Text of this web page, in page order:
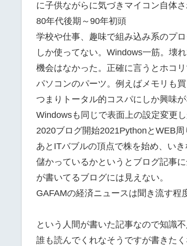
に子供ながらに気づきマイコン自体さ
80年代後期～90年初頭
学校や仕事、趣味で組み込み系のプ
しか使ってない。Windows一筋。壊
機会はなかった。正確に言うとホコ
パソコンのパーツ。例えばメモリも
つまりトータル的コスパにしか興味が
Windowsも同じで表面上の設定変更
2020ブログ開始2021PythonとWEB
あとITバブルの頂点で株を始め、い
儲かっているかというとブログ記事
が書いてるブログには見えない。
GAFAMの経済ニュースは聞き流す程
という人間が書いた記事なので知識
誰も読んでくれなそうですが書きた